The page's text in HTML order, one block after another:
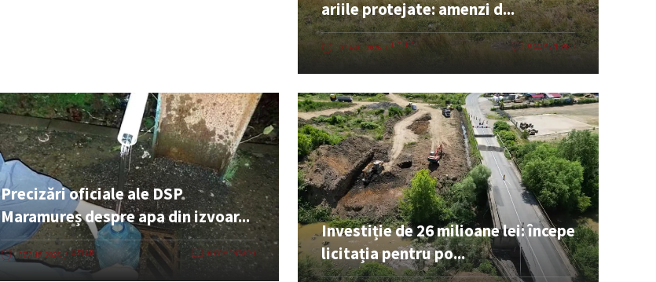
ariile protejate: amenzi d...
07 AUG. 2026 UTILE 0 COMENTARII
Precizări oficiale ale DSP
Maramureș despre apa din izvoar...
07 AUG. 2026 UTILE 0 COMENTARII
Investiție de 26 milioane lei: începe
licitația pentru po...